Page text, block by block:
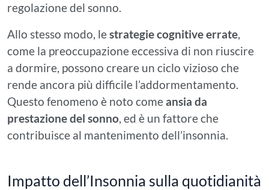
regolazione del sonno.
Allo stesso modo, lestrategie cognitive errate,
come la preoccupazione eccessiva di non riuscire
a dormire, possono creare un ciclo vizioso che
rende ancora più difficile l’addormentamento.
Questo fenomeno è noto comeansia da
prestazione del sonno, ed è un fattore che
contribuisce al mantenimento dell’insonnia.
Impatto dell’Insonnia sulla quotidianità